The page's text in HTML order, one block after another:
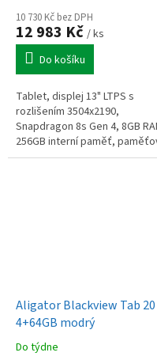
10 730 Kč bez DPH
12 983 Kč / ks
Do košíku
Tablet, displej 13" LTPS s
rozlišením 3504x2190,
Snapdragon 8s Gen 4, 8GB
256GB interní paměť,
karta microSDXC až 2TB, Wi-
Aligator Blackview Tab 20
4+64GB modrý
Do týdne